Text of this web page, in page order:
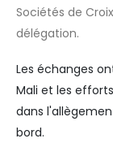
Sociétés de
délégation.
Les échanges
Mali et les
dans
bord.